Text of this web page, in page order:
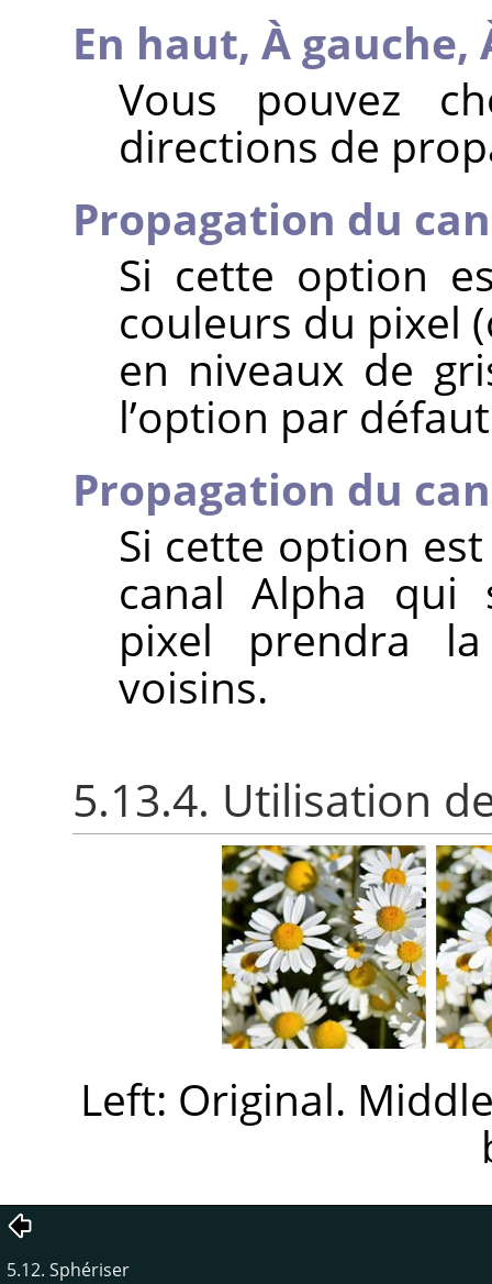
En haut, À gauche,
Vous pouvez
directions de
Propagation du
Si cette option
couleurs du pixel
en niveaux de
l’option par
Propagation du
Si cette option
canal Alpha qui
pixel prendra
voisins.
5.13.4. Utilisation
Left: Original.
5.12. Sphériser